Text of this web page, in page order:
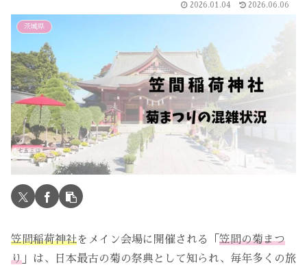
2026.01.04 2026.06.06
茨城県
笠間稲荷神社をメイン会場に開催される「 笠間の菊まつ
り 」は、日本最古の菊の祭典として知られ、毎年多くの旅